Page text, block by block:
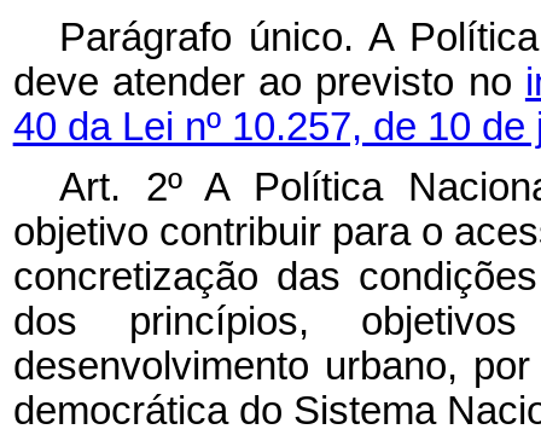
Parágrafo único. A
deve atender ao previsto no
40 da Lei nº 10.257, de 10
Art. 2º A Política
objetivo contribuir para o
concretização das
dos princípios,
desenvolvimento urbano,
democrática do Sistema